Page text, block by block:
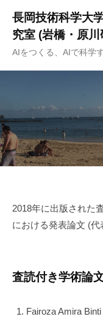
ツ
キ
ッ
プ
長岡技術科学大
究室 (岩橋・原川
AIをつくる、AIで科学
2018
年
01-
harakawa
2018年に出版された
における発表論文 (代
査読付き学術論
Fairoza Amira